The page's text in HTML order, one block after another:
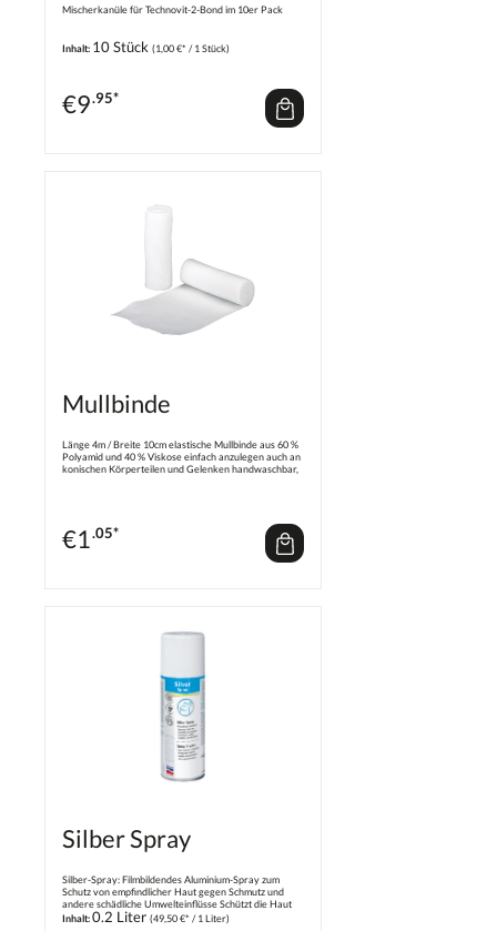
Mischerkanüle für Technovit-2-Bond im 10er Pack
Inhalt: 10 Stück (1,00 €* / 1 Stück)
€9.95*
Mullbinde
Länge 4m / Breite 10cm elastische Mullbinde aus 60 %
Polyamid und 40 % Viskose einfach anzulegen auch an
konischen Körperteilen und Gelenken handwaschbar,
€1.05*
Silber Spray
Silber-Spray: Filmbildendes Aluminium-Spray zum
Schutz von empfindlicher Haut gegen Schmutz und
andere schädliche Umwelteinflüsse Schützt die Haut
mit einem elastischen, atmungsaktiven und
Inhalt:0.2 Liter (49,50 €* / 1 Liter)